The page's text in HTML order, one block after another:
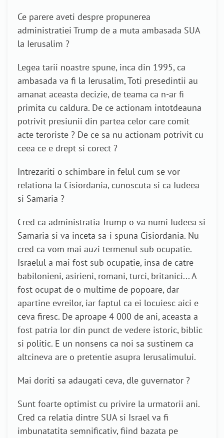
Ce parere aveti despre propunerea
administratiei Trump de a muta ambasada SUA
la Ierusalim ?
Legea tarii noastre spune, inca din 1995, ca
ambasada va fi la Ierusalim, Toti presedintii au
amanat aceasta decizie, de teama ca n-ar fi
primita cu caldura. De ce actionam intotdeauna
potrivit presiunii din partea celor care comit
acte teroriste ? De ce sa nu actionam potrivit cu
ceea ce e drept si corect ?
Intrezariti o schimbare in felul cum se vor
relationa la Cisiordania, cunoscuta si ca Iudeea
si Samaria ?
Cred ca administratia Trump o va numi Iudeea si
Samaria si va inceta sa-i spuna Cisiordania. Nu
cred ca vom mai auzi termenul sub ocupatie.
Israelul a mai fost sub ocupatie, insa de catre
babilonieni, asirieni, romani, turci, britanici... A
fost ocupat de o multime de popoare, dar
apartine evreilor, iar faptul ca ei locuiesc aici e
ceva firesc. De aproape 4 000 de ani, aceasta a
fost patria lor din punct de vedere istoric, biblic
si politic. E un nonsens ca noi sa sustinem ca
altcineva are o pretentie asupra Ierusalimului.
Mai doriti sa adaugati ceva, dle guvernator ?
Sunt foarte optimist cu privire la urmatorii ani.
Cred ca relatia dintre SUA si Israel va fi
imbunatatita semnificativ, fiind bazata pe